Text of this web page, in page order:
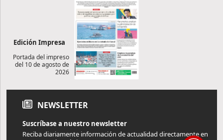
Edición Impresa
Portada del impreso
del 10 de agosto de
2026
NEWSLETTER
Suscríbase a nuestro newsletter
Reciba diariamente información de actualidad directamente en